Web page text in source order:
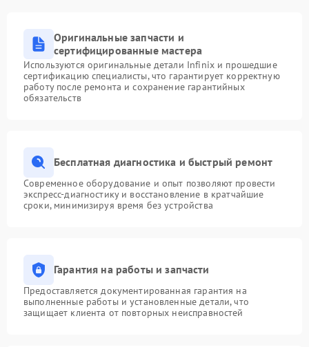
Оригинальные запчасти и
сертифицированные мастера
Используются оригинальные детали Infinix и прошедшие
сертификацию специалисты, что гарантирует корректную
работу после ремонта и сохранение гарантийных
обязательств
Бесплатная диагностика и быстрый ремонт
Современное оборудование и опыт позволяют провести
экспресс-диагностику и восстановление в кратчайшие
сроки, минимизируя время без устройства
Гарантия на работы и запчасти
Предоставляется документированная гарантия на
выполненные работы и установленные детали, что
защищает клиента от повторных неисправностей